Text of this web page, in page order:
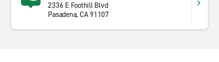
2336 E Foothill Blvd
Pasadena, CA 91107